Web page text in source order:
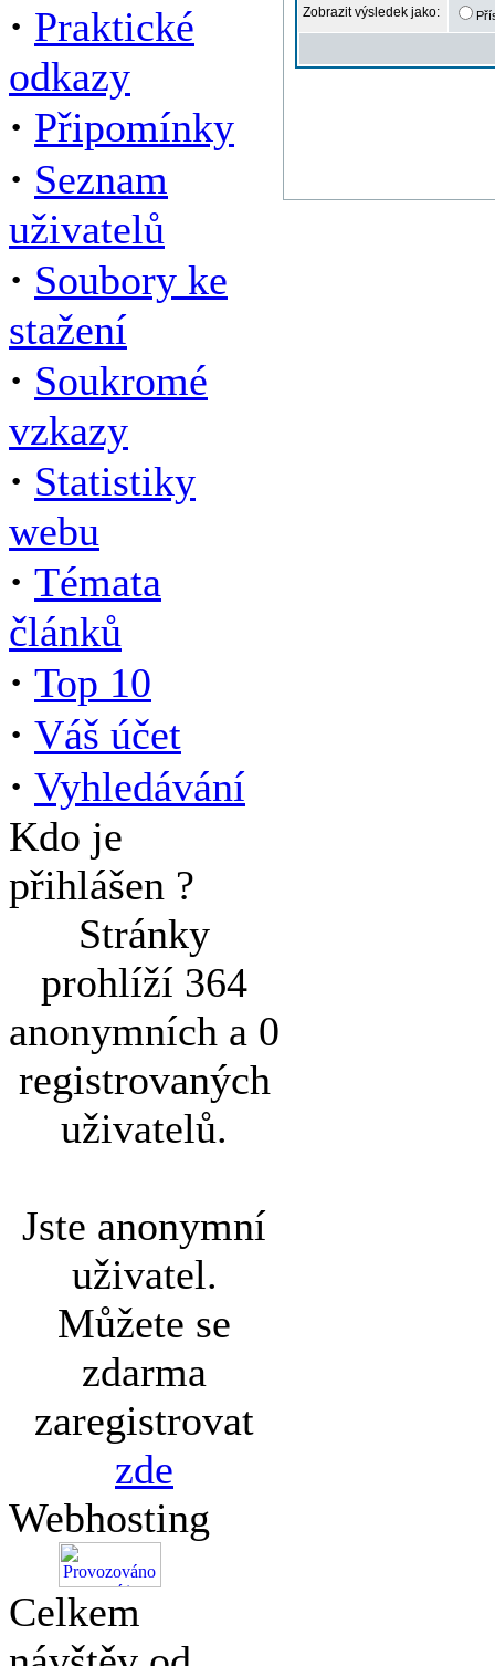
· Praktické
odkazy
· Připomínky
· Seznam
uživatelů
· Soubory ke
stažení
· Soukromé
vzkazy
· Statistiky
webu
· Témata
článků
· Top 10
· Váš účet
· Vyhledávání
Kdo je
přihlášen ?
Stránky
prohlíží 364
anonymních a 0
registrovaných
uživatelů.
Jste anonymní
uživatel.
Můžete se
zdarma
zaregistrovat
zde
Webhosting
Celkem
Zobrazit výsledek jako: